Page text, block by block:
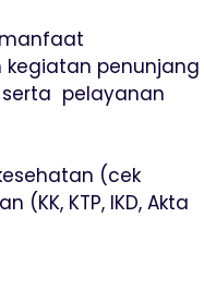
kegiatan penunjang
serta pelayanan
(cek
KTP, IKD, Akta